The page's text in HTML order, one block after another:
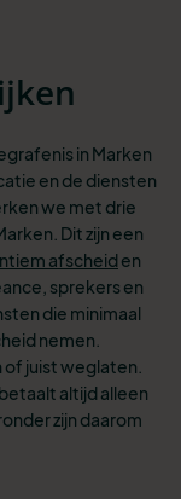
in Marken
en de diensten
we met drie
Ditzijn een
afscheid en
sprekers en
die minimaal
nemen.
juist weglaten.
altijd alleen
zijn daarom